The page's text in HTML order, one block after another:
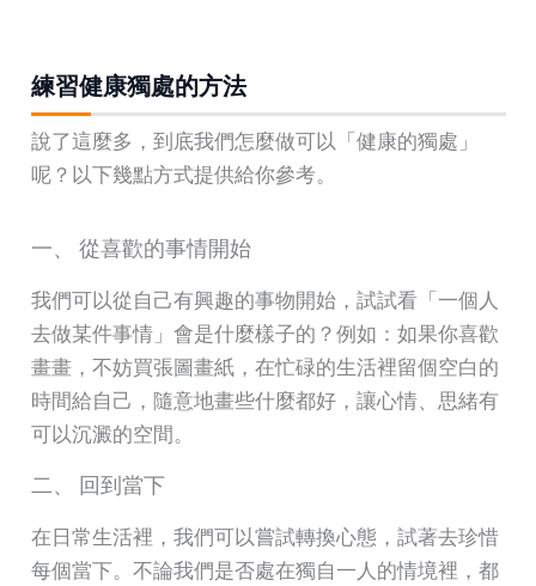
練習健康獨處的方法
說了這麼多，到底我們怎麼做可以「健康的獨處」
呢？以下幾點方式提供給你參考。
一、 從喜歡的事情開始
我們可以從自己有興趣的事物開始，試試看「一個人
去做某件事情」會是什麼樣子的？例如：如果你喜歡
畫畫，不妨買張圖畫紙，在忙碌的生活裡留個空白的
時間給自己，隨意地畫些什麼都好，讓心情、思緒有
可以沉澱的空間。
二、 回到當下
在日常生活裡，我們可以嘗試轉換心態，試著去珍惜
每個當下。不論我們是否處在獨自一人的情境裡，都